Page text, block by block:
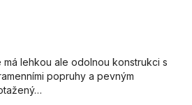
lehkou ale odolnou konstrukci s
popruhy a pevným